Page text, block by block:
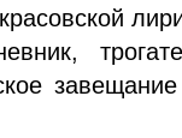
завещание